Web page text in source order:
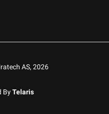
AS, 2026
ByTelaris